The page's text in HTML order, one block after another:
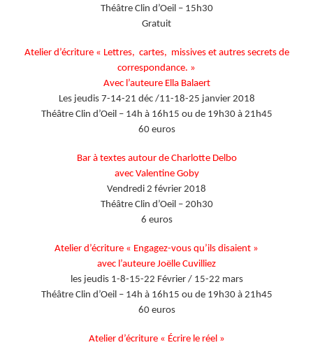
Théâtre Clin d’Oeil – 15h30
Gratuit
Atelier d’écriture « Lettres, cartes, missives et autres secrets de
correspondance. »
Avec l’auteure Ella Balaert
Les jeudis 7-14-21 déc /11-18-25 janvier 2018
Théâtre Clin d’Oeil – 14h à 16h15 ou de 19h30 à 21h45
60 euros
Bar à textes autour de Charlotte Delbo
avec Valentine Goby
Vendredi 2 février 2018
Théâtre Clin d’Oeil – 20h30
6 euros
Atelier d’écriture « Engagez-vous qu’ils disaient »
avec l’auteure Joëlle Cuvilliez
les jeudis 1-8-15-22 Février / 15-22 mars
Théâtre Clin d’Oeil – 14h à 16h15 ou de 19h30 à 21h45
60 euros
Atelier d’écriture « Écrire le réel »